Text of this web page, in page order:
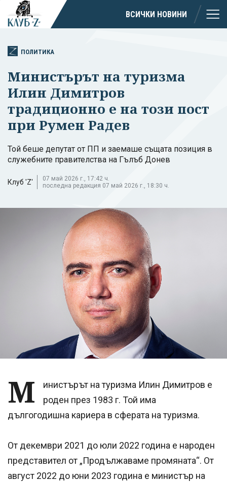
ВСИЧКИ НОВИНИ
ПОЛИТИКА
Министърът на туризма
Илин Димитров
традиционно е на този пост
при Румен Радев
Той беше депутат от ПП и заемаше същата позиция в
служебните правителства на Гълъб Донев
Клуб 'Z'
07 май 2026 г., 17:42 ч.
последна редакция 07 май 2026 г., 18:30 ч.
М
инистърът на туризма Илин Димитров е
роден през 1983 г. Той има
дългогодишна кариера в сферата на туризма.
От декември 2021 до юли 2022 година е народен
представител от „Продължаваме промяната“. От
август 2022 до юни 2023 година е министър на